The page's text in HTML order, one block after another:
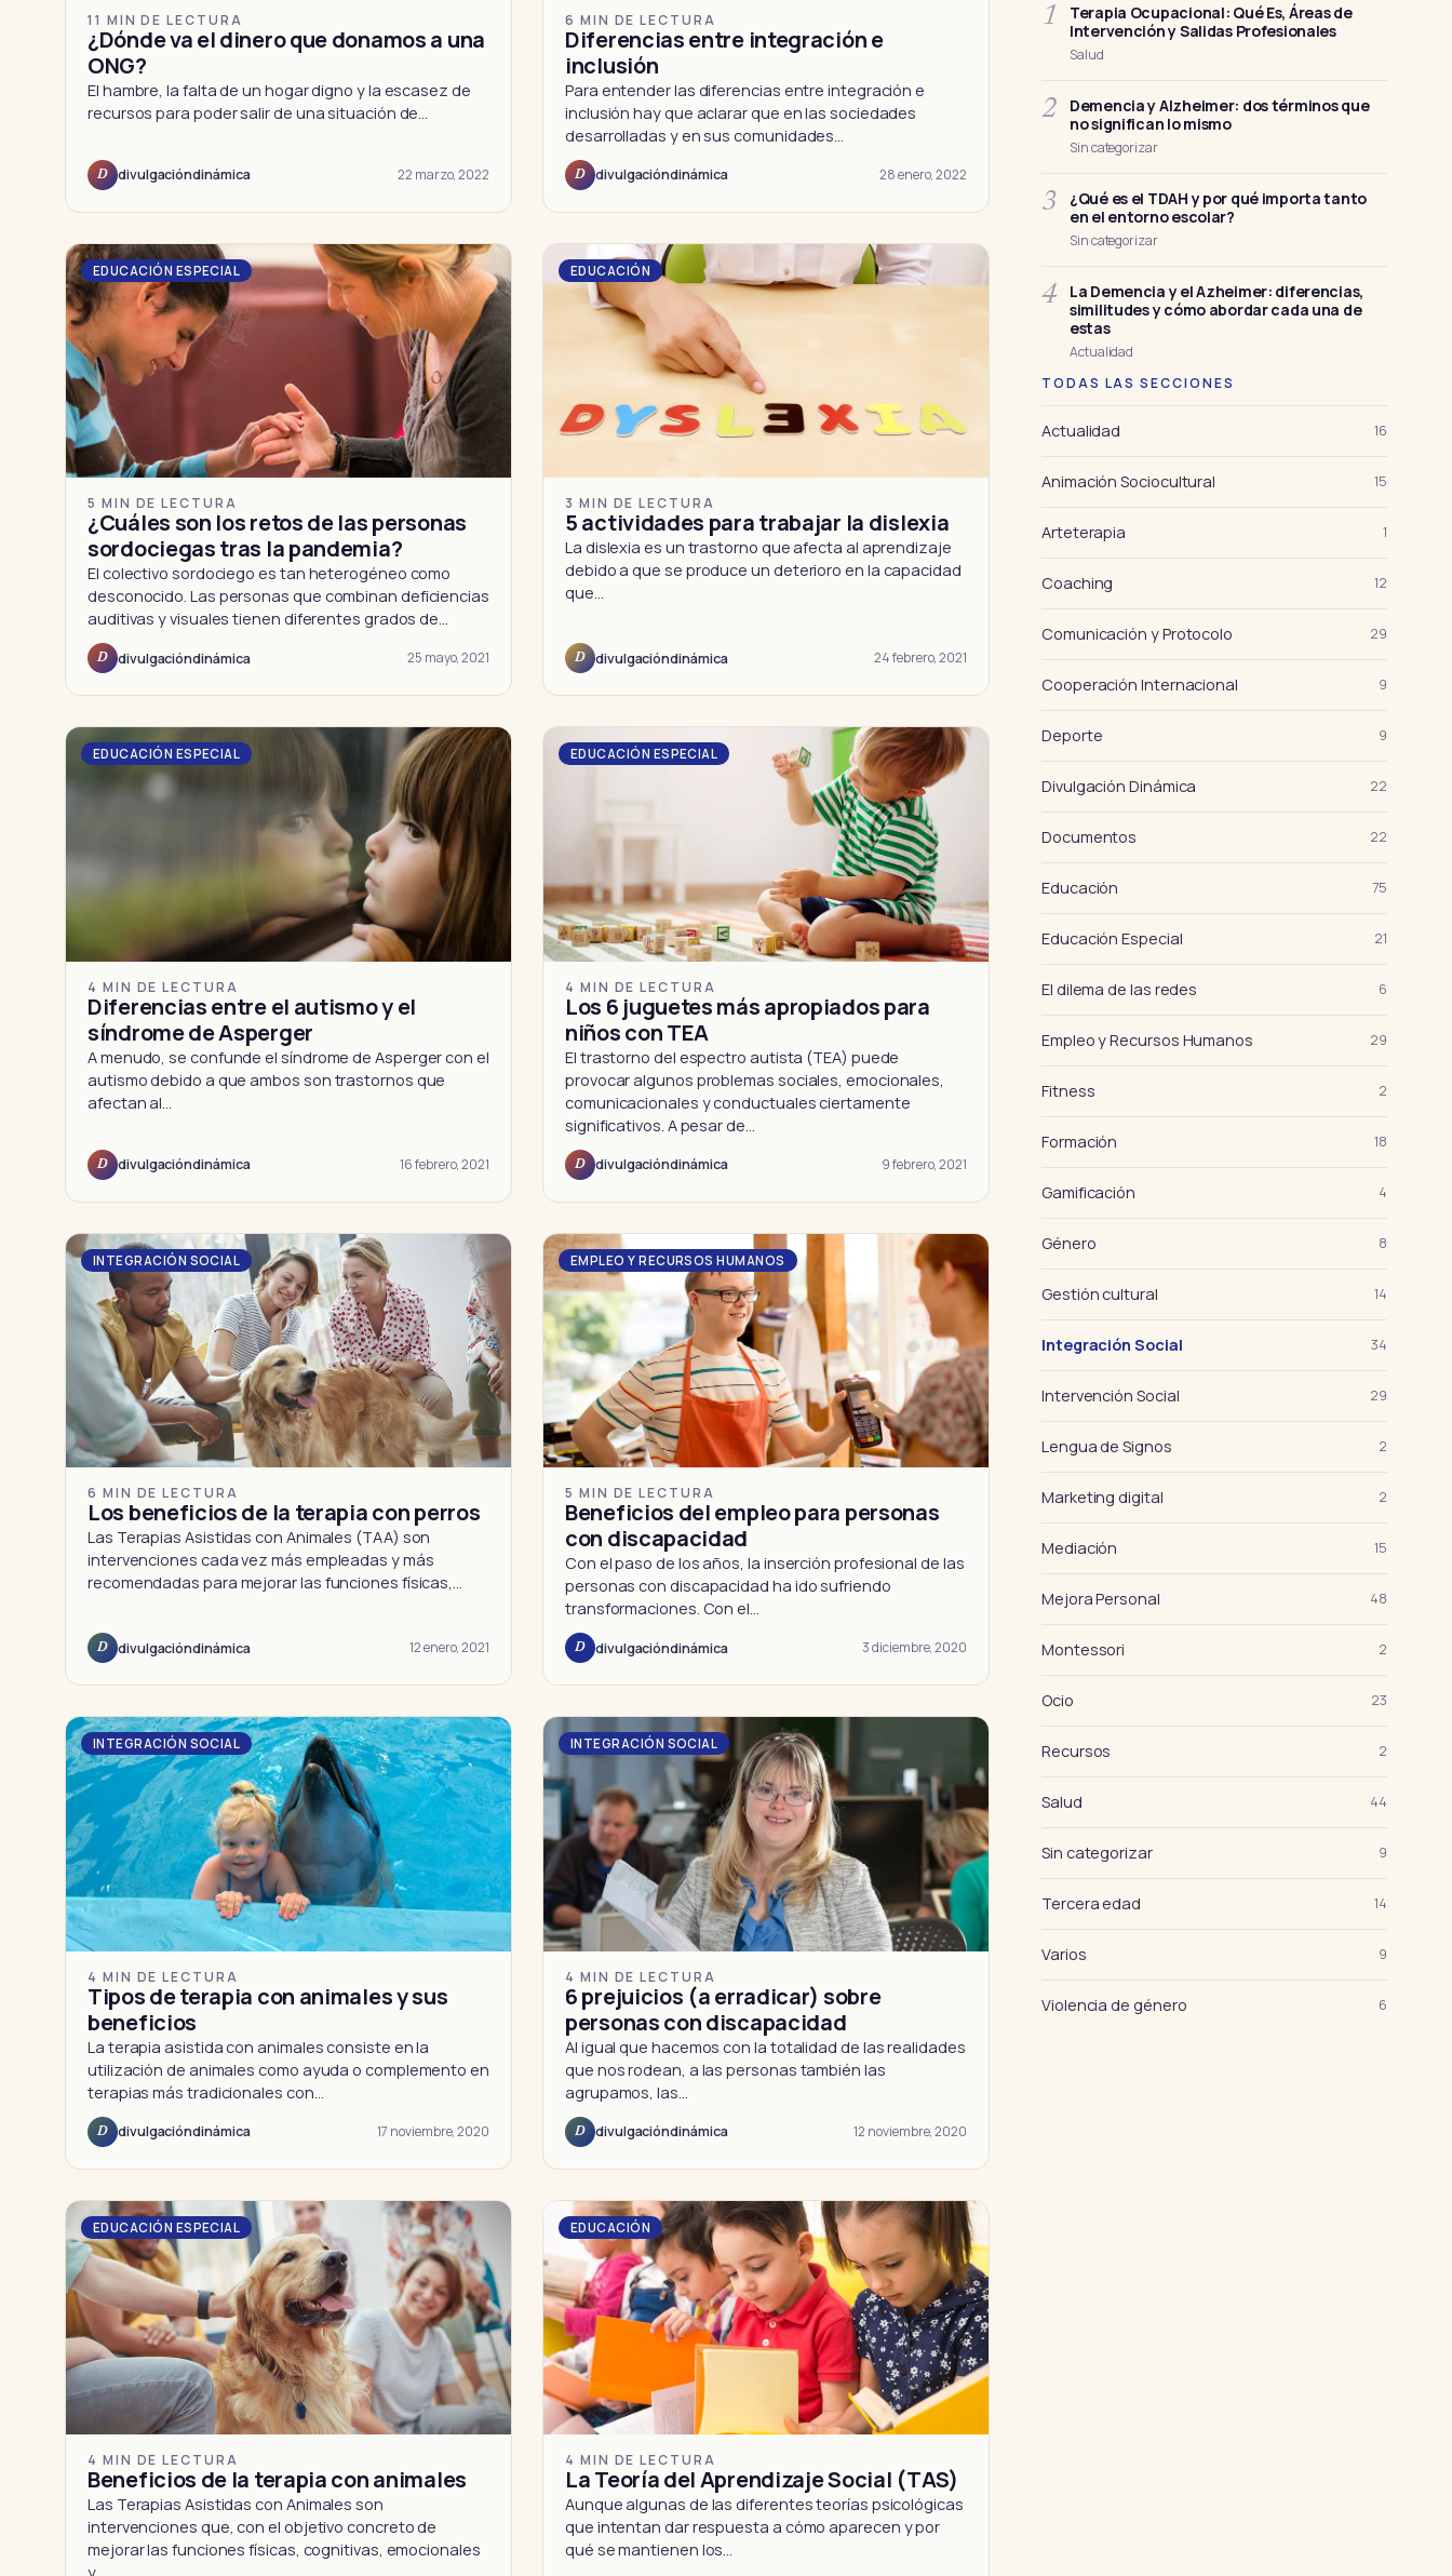
11 MIN DE LECTURA
¿Dónde va el dinero que donamos a una
ONG?
El hambre, la falta de un hogar digno y la escasez de
recursos para poder salir de una situación de…
D divulgacióndinámica 22 marzo, 2022
6 MIN DE LECTURA
Diferencias entre integración e
inclusión
Para entender las diferencias entre integración e
inclusión hay que aclarar que en las sociedades
desarrolladas y en sus comunidades…
D divulgacióndinámica 28 enero, 2022
EDUCACIÓN ESPECIAL
5 MIN DE LECTURA
¿Cuáles son los retos de las personas
sordociegas tras la pandemia?
El colectivo sordociego es tan heterogéneo como
desconocido. Las personas que combinan deficiencias
auditivas y visuales tienen diferentes grados de…
D divulgacióndinámica 25 mayo, 2021
EDUCACIÓN
3 MIN DE LECTURA
5 actividades para trabajar la dislexia
La dislexia es un trastorno que afecta al aprendizaje
debido a que se produce un deterioro en la capacidad
que…
D divulgacióndinámica 24 febrero, 2021
EDUCACIÓN ESPECIAL
4 MIN DE LECTURA
Diferencias entre el autismo y el
síndrome de Asperger
A menudo, se confunde el síndrome de Asperger con el
autismo debido a que ambos son trastornos que
afectan al…
D divulgacióndinámica 16 febrero, 2021
EDUCACIÓN ESPECIAL
4 MIN DE LECTURA
Los 6 juguetes más apropiados para
niños con TEA
El trastorno del espectro autista (TEA) puede
provocar algunos problemas sociales, emocionales,
comunicacionales y conductuales ciertamente
significativos. A pesar de…
D divulgacióndinámica 9 febrero, 2021
INTEGRACIÓN SOCIAL
6 MIN DE LECTURA
Los beneficios de la terapia con perros
Las Terapias Asistidas con Animales (TAA) son
intervenciones cada vez más empleadas y más
recomendadas para mejorar las funciones físicas,…
D divulgacióndinámica 12 enero, 2021
EMPLEO Y RECURSOS HUMANOS
5 MIN DE LECTURA
Beneficios del empleo para personas
con discapacidad
Con el paso de los años, la inserción profesional de las
personas con discapacidad ha ido sufriendo
transformaciones. Con el…
D divulgacióndinámica 3 diciembre, 2020
INTEGRACIÓN SOCIAL
4 MIN DE LECTURA
Tipos de terapia con animales y sus
beneficios
La terapia asistida con animales consiste en la
utilización de animales como ayuda o complemento en
terapias más tradicionales con…
D divulgacióndinámica 17 noviembre, 2020
INTEGRACIÓN SOCIAL
4 MIN DE LECTURA
6 prejuicios (a erradicar) sobre
personas con discapacidad
Al igual que hacemos con la totalidad de las realidades
que nos rodean, a las personas también las
agrupamos, las…
D divulgacióndinámica 12 noviembre, 2020
EDUCACIÓN ESPECIAL
4 MIN DE LECTURA
Beneficios de la terapia con animales
Las Terapias Asistidas con Animales son
intervenciones que, con el objetivo concreto de
mejorar las funciones físicas, cognitivas, emocionales
EDUCACIÓN
4 MIN DE LECTURA
La Teoría del Aprendizaje Social (TAS)
Aunque algunas de las diferentes teorías psicológicas
que intentan dar respuesta a cómo aparecen y por
qué se mantienen los…
1
Terapia Ocupacional: Qué Es, Áreas de
Intervención y Salidas Profesionales
Salud
2
Demencia y Alzheimer: dos términos que
no significan lo mismo
Sin categorizar
3
¿Qué es el TDAH y por qué importa tanto
en el entorno escolar?
Sin categorizar
4
La Demencia y el Azheimer: diferencias,
similitudes y cómo abordar cada una de
estas
Actualidad
TODAS LAS SECCIONES
Actualidad 16
Animación Sociocultural 15
Arteterapia 1
Coaching 12
Comunicación y Protocolo 29
Cooperación Internacional 9
Deporte 9
Divulgación Dinámica 22
Documentos 22
Educación 75
Educación Especial 21
El dilema de las redes 6
Empleo y Recursos Humanos 29
Fitness 2
Formación 18
Gamificación 4
Género 8
Gestión cultural 14
Integración Social 34
Intervención Social 29
Lengua de Signos 2
Marketing digital 2
Mediación 15
Mejora Personal 48
Montessori 2
Ocio 23
Recursos 2
Salud 44
Sin categorizar 9
Tercera edad 14
Varios 9
Violencia de género 6